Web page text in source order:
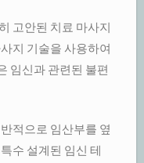
고안된 치료 마사지
사지 기술을 사용하여
임신과 관련된 불편
적으로 임산부를 옆
수 설계된 임신 테